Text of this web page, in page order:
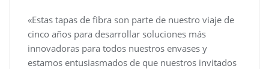
«Estas tapas de fibra son parte de nuestro viaje de
cinco años para desarrollar soluciones más
innovadoras para todos nuestros envases y
estamos entusiasmados de que nuestros invitados